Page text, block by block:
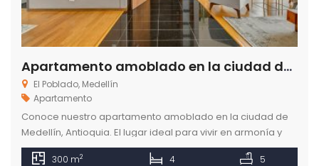
Apartamento amoblado en la ciudad de Medellín Antioquia
El Poblado, Medellín
Apartamento
Conoce nuestro apartamento amoblado en la ciudad de
Medellín, Antioquia. El lugar ideal para vivir en armonía y
bienestar junto a los seres que amas.
300 m2 4 5